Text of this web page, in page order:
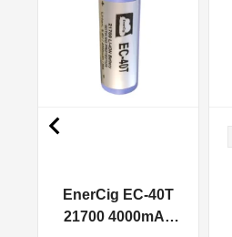
EnerCig EC-40T
21700 4000mAh
